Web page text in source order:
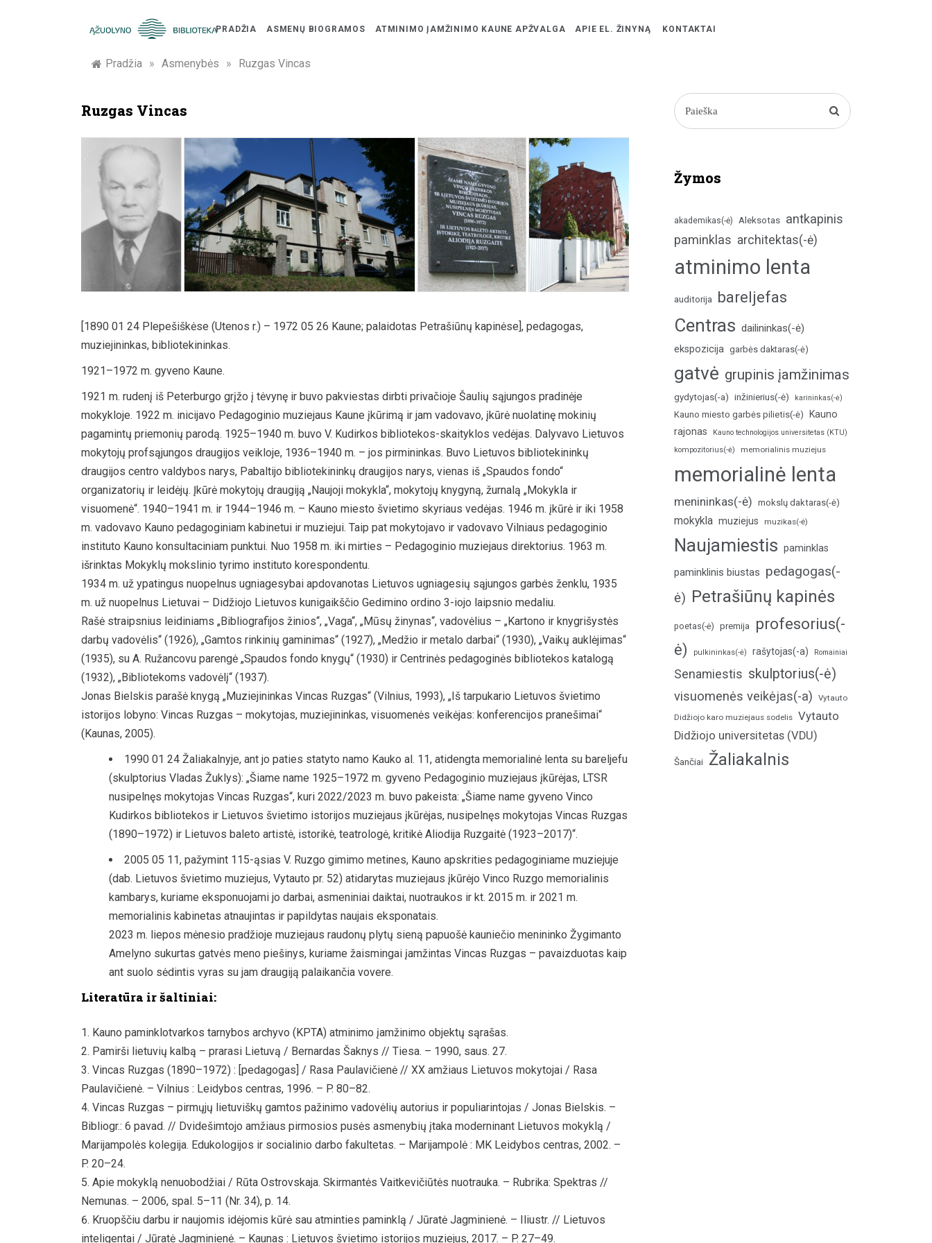
Žymūs
Kauno
žmonės:
atminimo
įamžinimas
PRADŽIA ASMENŲ BIOGRAMOS ATMINIMO ĮAMŽINIMO KAUNE APŽVALGA APIE EL. ŽINYNĄ KONTAKTAI
Pradžia » Asmenybės » Ruzgas Vincas
Ruzgas Vincas
[1890 01 24 Plepešiškėse (Utenos r.) – 1972 05 26 Kaune; palaidotas Petrašiūnų kapinėse], pedagogas,
muziejininkas, bibliotekininkas.
1921–1972 m. gyveno Kaune.
1921 m. rudenį iš Peterburgo grįžo į tėvynę ir buvo pakviestas dirbti privačioje Šaulių sąjungos pradinėje
mokykloje. 1922 m. inicijavo Pedagoginio muziejaus Kaune įkūrimą ir jam vadovavo, įkūrė nuolatinę mokinių
pagamintų priemonių parodą. 1925–1940 m. buvo V. Kudirkos bibliotekos-skaityklos vedėjas. Dalyvavo Lietuvos
mokytojų profsąjungos draugijos veikloje, 1936–1940 m. – jos pirmininkas. Buvo Lietuvos bibliotekininkų
draugijos centro valdybos narys, Pabaltijo bibliotekininkų draugijos narys, vienas iš „Spaudos fondo“
organizatorių ir leidėjų. Įkūrė mokytojų draugiją „Naujoji mokykla“, mokytojų knygyną, žurnalą „Mokykla ir
visuomenė“. 1940–1941 m. ir 1944–1946 m. – Kauno miesto švietimo skyriaus vedėjas. 1946 m. įkūrė ir iki 1958
m. vadovavo Kauno pedagoginiam kabinetui ir muziejui. Taip pat mokytojavo ir vadovavo Vilniaus pedagoginio
instituto Kauno konsultaciniam punktui. Nuo 1958 m. iki mirties – Pedagoginio muziejaus direktorius. 1963 m.
išrinktas Mokyklų mokslinio tyrimo instituto korespondentu.
1934 m. už ypatingus nuopelnus ugniagesybai apdovanotas Lietuvos ugniagesių sąjungos garbės ženklu, 1935
m. už nuopelnus Lietuvai – Didžiojo Lietuvos kunigaikščio Gedimino ordino 3-iojo laipsnio medaliu.
Rašė straipsnius leidiniams „Bibliografijos žinios“, „Vaga“, „Mūsų žinynas“, vadovėlius – „Kartono ir knygrišystės
darbų vadovėlis“ (1926), „Gamtos rinkinių gaminimas“ (1927), „Medžio ir metalo darbai“ (1930), „Vaikų auklėjimas“
(1935), su A. Ružancovu parengė „Spaudos fondo knygų“ (1930) ir Centrinės pedagoginės bibliotekos katalogą
(1932), „Bibliotekoms vadovėlį“ (1937).
Jonas Bielskis parašė knygą „Muziejininkas Vincas Ruzgas“ (Vilnius, 1993), „Iš tarpukario Lietuvos švietimo
istorijos lobyno: Vincas Ruzgas – mokytojas, muziejininkas, visuomenės veikėjas: konferencijos pranešimai“
(Kaunas, 2005).
1990 01 24 Žaliakalnyje, ant jo paties statyto namo Kauko al. 11, atidengta memorialinė lenta su bareljefu
(skulptorius Vladas Žuklys): „Šiame name 1925–1972 m. gyveno Pedagoginio muziejaus įkūrėjas, LTSR
nusipelnęs mokytojas Vincas Ruzgas“, kuri 2022/2023 m. buvo pakeista: „Šiame name gyveno Vinco
Kudirkos bibliotekos ir Lietuvos švietimo istorijos muziejaus įkūrėjas, nusipelnęs mokytojas Vincas Ruzgas
(1890–1972) ir Lietuvos baleto artistė, istorikė, teatrologė, kritikė Aliodija Ruzgaitė (1923–2017)“.
2005 05 11, pažymint 115-ąsias V. Ruzgo gimimo metines, Kauno apskrities pedagoginiame muziejuje
(dab. Lietuvos švietimo muziejus, Vytauto pr. 52) atidarytas muziejaus įkūrėjo Vinco Ruzgo memorialinis
kambarys, kuriame eksponuojami jo darbai, asmeniniai daiktai, nuotraukos ir kt. 2015 m. ir 2021 m.
memorialinis kabinetas atnaujintas ir papildytas naujais eksponatais.
2023 m. liepos mėnesio pradžioje muziejaus raudonų plytų sieną papuošė kauniečio menininko Žygimanto
Amelyno sukurtas gatvės meno piešinys, kuriame žaismingai įamžintas Vincas Ruzgas – pavaizduotas kaip
ant suolo sėdintis vyras su jam draugiją palaikančia vovere.
Literatūra ir šaltiniai:
Kauno paminklotvarkos tarnybos archyvo (KPTA) atminimo įamžinimo objektų sąrašas.
Pamirši lietuvių kalbą – prarasi Lietuvą / Bernardas Šaknys // Tiesa. – 1990, saus. 27.
Vincas Ruzgas (1890–1972) : [pedagogas] / Rasa Paulavičienė // XX amžiaus Lietuvos mokytojai / Rasa
Paulavičienė. – Vilnius : Leidybos centras, 1996. – P. 80–82.
Vincas Ruzgas – pirmųjų lietuviškų gamtos pažinimo vadovėlių autorius ir populiarintojas / Jonas Bielskis. –
Bibliogr.: 6 pavad. // Dvidešimtojo amžiaus pirmosios pusės asmenybių įtaka moderninant Lietuvos mokyklą /
Marijampolės kolegija. Edukologijos ir socialinio darbo fakultetas. – Marijampolė : MK Leidybos centras, 2002. –
P. 20–24.
Apie mokyklą nenuobodžiai / Rūta Ostrovskaja. Skirmantės Vaitkevičiūtės nuotrauka. – Rubrika: Spektras //
Nemunas. – 2006, spal. 5–11 (Nr. 34), p. 14.
Kruopščiu darbu ir naujomis idėjomis kūrė sau atminties paminklą / Jūratė Jagminienė. – Iliustr. // Lietuvos
inteligentai / Jūratė Jagminienė. – Kaunas : Lietuvos švietimo istorijos muziejus, 2017. – P. 27–49.
Žymos
akademikas(-ė) Aleksotas antkapinis
paminklas architektas(-ė)
atminimo lenta
auditorija bareljefas
Centras dailininkas(-ė)
ekspozicija garbės daktaras(-ė)
gatvė grupinis įamžinimas
gydytojas(-a) inžinierius(-ė) karininkas(-ė)
Kauno miesto garbės pilietis(-ė)
Kauno
rajonas
Kauno technologijos universitetas (KTU)
kompozitorius(-ė)
memorialinis muziejus
memorialinė lenta
menininkas(-ė) mokslų daktaras(-ė)
mokykla muziejus muzikas(-ė)
Naujamiestis paminklas
paminklinis biustas pedagogas(-
ė) Petrašiūnų kapinės
poetas(-ė) premija
profesorius(-
ė)
pulkininkas(-ė) rašytojas(-a) Romainiai
Senamiestis skulptorius(-ė)
visuomenės veikėjas(-a)
Vytauto
Didžiojo karo muziejaus sodelis Vytauto
Didžiojo universitetas (VDU)
Šančiai Žaliakalnis